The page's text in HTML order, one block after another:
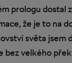
prologu dostal
že je to na
světa jsem
bez velkého